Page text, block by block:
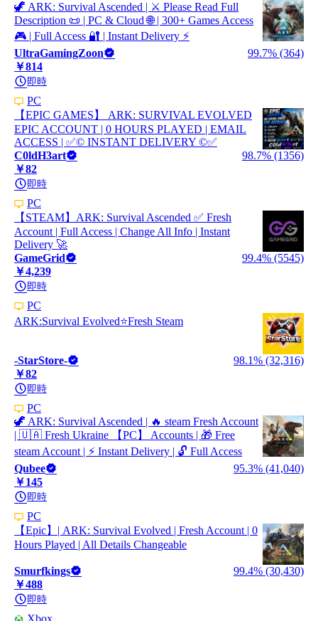
🦖 ARK: Survival Ascended | ⚔️ Please Read Full
Description 📜 | PC & Cloud 🌐 | 300+ Games Access
🎮 | Full Access 🔐 | Instant Delivery ⚡
UltraGamingZoon
99.7% (364)
￥814
即時
PC
【EPIC GAMES】 ARK: SURVIVAL EVOLVED
EPIC ACCOUNT | 0 HOURS PLAYED | EMAIL
ACCESS | ✅©️ INSTANT DELIVERY ©️✅
C0ldH3art
98.7% (1356)
￥82
即時
PC
【STEAM】ARK: Survival Ascended ✅ Fresh
Account | Full Access | Change All Info | Instant
Delivery 🚀
GameGrid
99.4% (5545)
￥4,239
即時
PC
ARK:Survival Evolved⭐️Fresh Steam
-StarStore-
98.1% (32,316)
￥82
即時
PC
🦖 ARK: Survival Ascended | 🔥 steam Fresh Account
| 🇺🇦 Fresh Ukraine 【PC】 Accounts | 🎁 Free
steam Account | ⚡ Instant Delivery | 🔓 Full Access
Qubee
95.3% (41,040)
￥145
即時
PC
【Epic】| ARK: Survival Evolved | Fresh Account | 0
Hours Played | All Details Changeable
Smurfkings
99.4% (30,430)
￥488
即時
Xbox